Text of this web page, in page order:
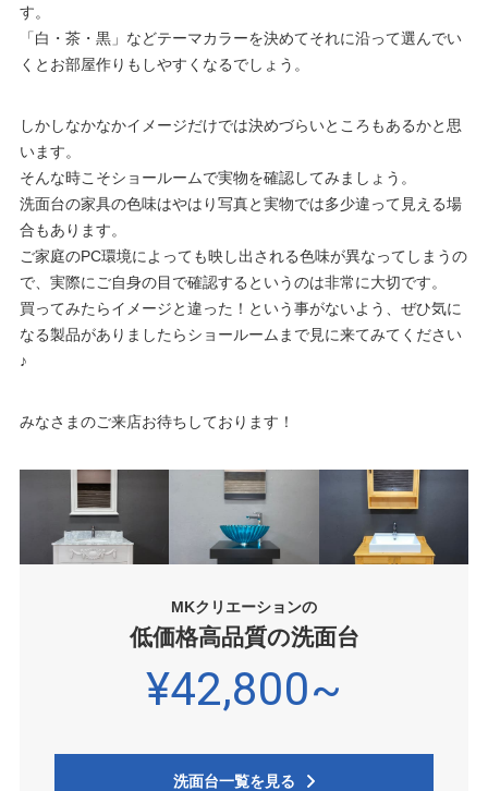
す。
「白・茶・黒」などテーマカラーを決めてそれに沿って選んでい
くとお部屋作りもしやすくなるでしょう。
しかしなかなかイメージだけでは決めづらいところもあるかと思
います。
そんな時こそショールームで実物を確認してみましょう。
洗面台の家具の色味はやはり写真と実物では多少違って見える場
合もあります。
ご家庭のPC環境によっても映し出される色味が異なってしまうの
で、実際にご自身の目で確認するというのは非常に大切です。
買ってみたらイメージと違った！という事がないよう、ぜひ気に
なる製品がありましたらショールームまで見に来てみてください
♪
みなさまのご来店お待ちしております！
MKクリエーションの
低価格高品質の洗面台
¥42,800~
洗面台一覧を見る